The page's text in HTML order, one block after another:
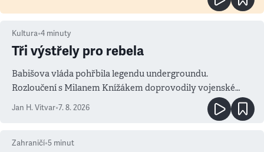
Kultura•4 minuty
Tři výstřely pro rebela
Babišova vláda pohřbila legendu undergroundu.
Rozloučení s Milanem Knížákem doprovodily vojenské
salvy i kritika pokrokářů
Jan H. Vitvar•7. 8. 2026
Zahraničí•5 minut